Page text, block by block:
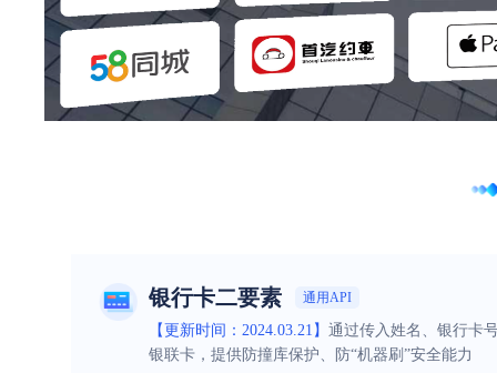
银行卡二要素 通用API
【更新时间：2024.03.21】 通过传入姓名、银行卡
银联卡，提供防撞库保护、防“机器刷”安全能力